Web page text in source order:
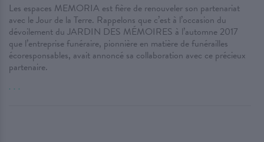
Les espaces MEMORIA est fière de renouveler son partenariat
avec le Jour de la Terre. Rappelons que c’est à l’occasion du
dévoilement du JARDIN DES MÉMOIRES à l’automne 2017
que l’entreprise funéraire, pionnière en matière de funérailles
écoresponsables, avait annoncé sa collaboration avec ce précieux
partenaire.
. . .